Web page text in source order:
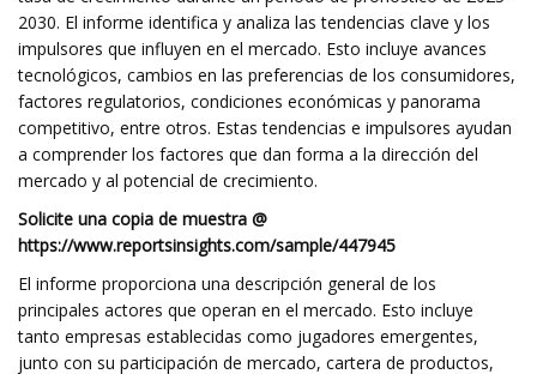
2030. El informe identifica y analiza las tendencias clave y los
impulsores que influyen en el mercado. Esto incluye avances
tecnológicos, cambios en las preferencias de los consumidores,
factores regulatorios, condiciones económicas y panorama
competitivo, entre otros. Estas tendencias e impulsores ayudan
a comprender los factores que dan forma a la dirección del
mercado y al potencial de crecimiento.
Solicite una copia de muestra @
https://www.reportsinsights.com/sample/447945
El informe proporciona una descripción general de los
principales actores que operan en el mercado. Esto incluye
tanto empresas establecidas como jugadores emergentes,
junto con su participación de mercado, cartera de productos,